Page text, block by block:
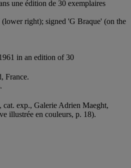
une édition de 30 exemplaires
right); signed 'G Braque' (on the
in an edition of 30
France.
, cat. exp., Galerie Adrien Maeght,
illustrée en couleurs, p. 18).